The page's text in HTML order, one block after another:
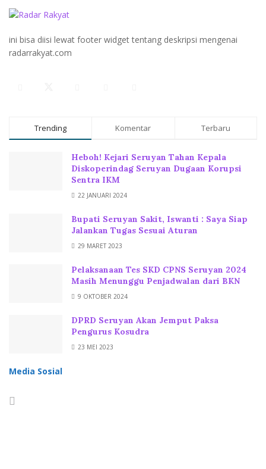
ini bisa diisi lewat footer widget tentang deskripsi mengenai
radarrakyat.com
Trending Komentar Terbaru
Heboh! Kejari Seruyan Tahan Kepala
Diskoperindag Seruyan Dugaan Korupsi
Sentra IKM
22 JANUARI 2024
Bupati Seruyan Sakit, Iswanti : Saya Siap
Jalankan Tugas Sesuai Aturan
29 MARET 2023
Pelaksanaan Tes SKD CPNS Seruyan 2024
Masih Menunggu Penjadwalan dari BKN
9 OKTOBER 2024
DPRD Seruyan Akan Jemput Paksa
Pengurus Kosudra
23 MEI 2023
Media Sosial